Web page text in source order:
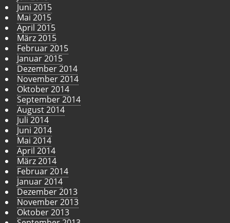
Juni 2015
Mai 2015
April 2015
März 2015
Februar 2015
Januar 2015
Dezember 2014
November 2014
Oktober 2014
September 2014
August 2014
Juli 2014
Juni 2014
Mai 2014
April 2014
März 2014
Februar 2014
Januar 2014
Dezember 2013
November 2013
Oktober 2013